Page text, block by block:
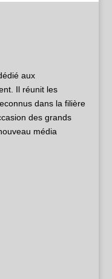
aux
Il réunit les
dans la filière
des grands
média